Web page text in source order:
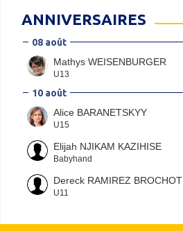
ANNIVERSAIRES
08 août
Mathys WEISENBURGER
U13
10 août
Alice BARANETSKYY
U15
Elijah NJIKAM KAZIHISE
Babyhand
Dereck RAMIREZ BROCHOT
U11